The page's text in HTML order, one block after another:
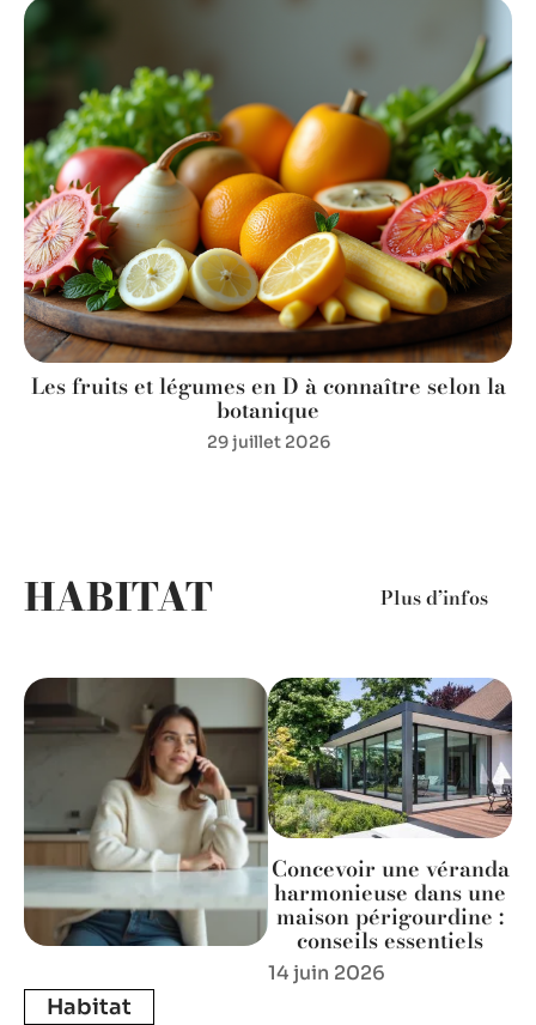
Les fruits et légumes en D à connaître selon la
botanique
29 juillet 2026
HABITAT Plus d’infos
Habitat
Concevoir une véranda
harmonieuse dans une
maison périgourdine :
conseils essentiels
14 juin 2026